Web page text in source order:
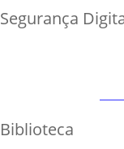
Segurança
Biblioteca